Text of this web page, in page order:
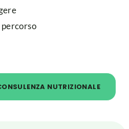
NUTRIZIONALE